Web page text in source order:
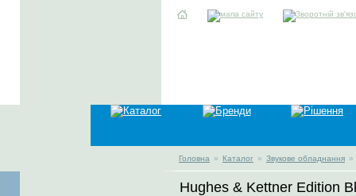
Головна » Каталог » Звукове обладнання »
Hughes & Kettner Edition